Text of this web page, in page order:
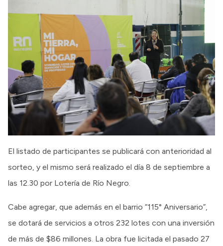
El listado de participantes se publicará con anterioridad al
sorteo, y el mismo será realizado el día 8 de septiembre a
las 12.30 por Lotería de Río Negro.
Cabe agregar, que además en el barrio “115° Aniversario”,
se dotará de servicios a otros 232 lotes con una inversión
de más de $86 millones. La obra fue licitada el pasado 27